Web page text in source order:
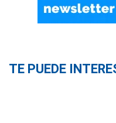
TE PUEDE